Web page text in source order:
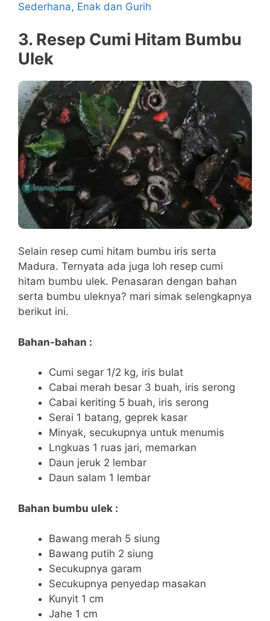
Sederhana, Enak dan Gurih
3. Resep Cumi Hitam Bumbu
Ulek
Selain resep cumi hitam bumbu iris serta
Madura. Ternyata ada juga loh resep cumi
hitam bumbu ulek. Penasaran dengan bahan
serta bumbu uleknya? mari simak selengkapnya
berikut ini.
Bahan-bahan :
Cumi segar 1/2 kg, iris bulat
Cabai merah besar 3 buah, iris serong
Cabai keriting 5 buah, iris serong
Serai 1 batang, geprek kasar
Minyak, secukupnya untuk menumis
Lngkuas 1 ruas jari, memarkan
Daun jeruk 2 lembar
Daun salam 1 lembar
Bahan bumbu ulek :
Bawang merah 5 siung
Bawang putih 2 siung
Secukupnya garam
Secukupnya penyedap masakan
Kunyit 1 cm
Jahe 1 cm